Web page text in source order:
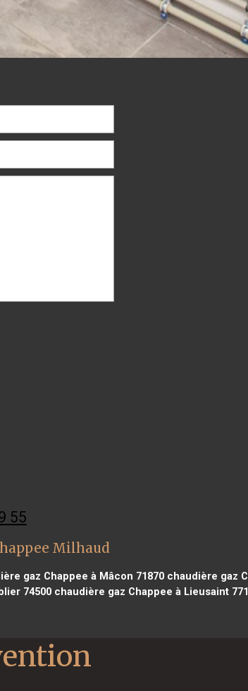
55
Milhaud
gaz Chappee à Mâcon 71870 chaudière gaz
74500 chaudière gaz Chappee à Lieusaint